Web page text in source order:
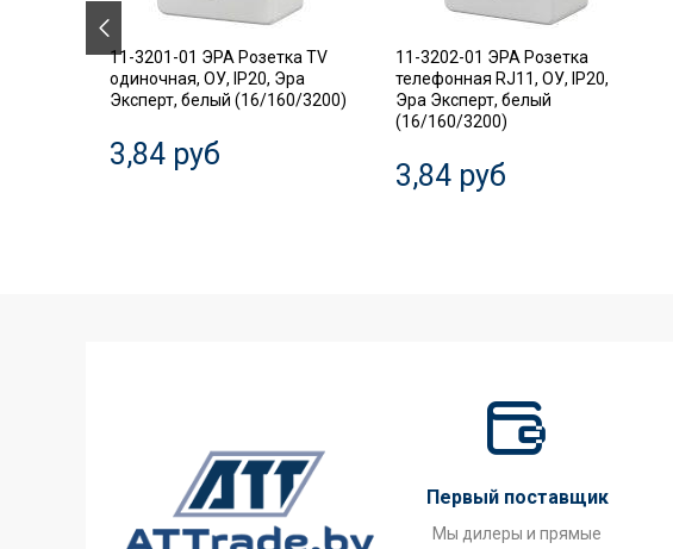
11-3201-01 ЭРА Розетка TV
одиночная, ОУ, IP20, Эра
Эксперт, белый (16/160/3200)
3,84 руб
11-3202-01 ЭРА Розетка
телефонная RJ11, ОУ, IP20,
Эра Эксперт, белый
(16/160/3200)
3,84 руб
Первый поставщик
Мы дилеры и прямые